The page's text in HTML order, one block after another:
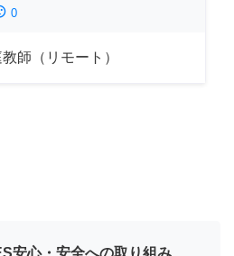
0
師（リモート）
安心・安全への取り組み